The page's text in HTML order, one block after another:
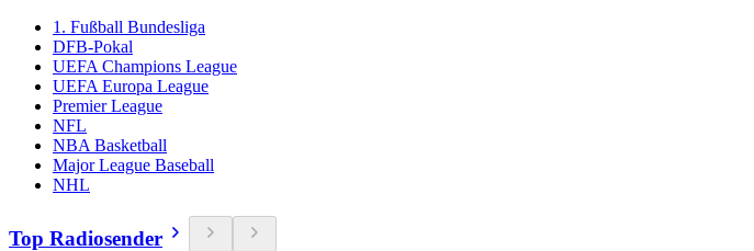
1. Fußball Bundesliga
DFB-Pokal
UEFA Champions League
UEFA Europa League
Premier League
NFL
NBA Basketball
Major League Baseball
NHL
Top Radiosender